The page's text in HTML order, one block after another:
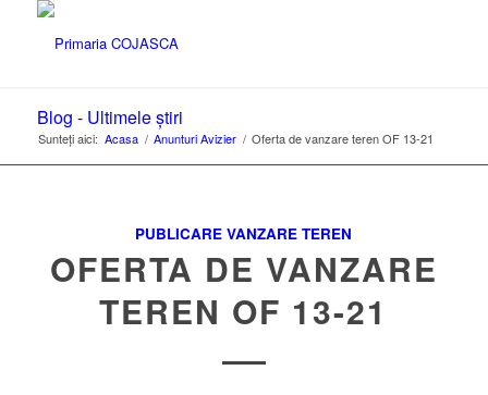
Blog - Ultimele știri
Sunteți aici: Acasa / Anunturi Avizier / Oferta de vanzare teren OF 13-21
PUBLICARE VANZARE TEREN
OFERTA DE VANZARE
TEREN OF 13-21